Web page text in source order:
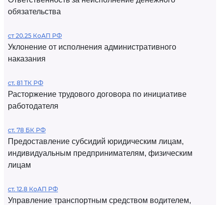
обязательства
ст 20.25 КоАП РФ
Уклонение от исполнения административного
наказания
ст. 81 ТК РФ
Расторжение трудового договора по инициативе
работодателя
ст. 78 БК РФ
Предоставление субсидий юридическим лицам,
индивидуальным предпринимателям, физическим
лицам
ст. 12.8 КоАП РФ
Управление транспортным средством водителем,